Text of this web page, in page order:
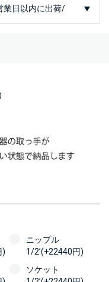
)
ニップル
1/2’(+22440円)
ソケット